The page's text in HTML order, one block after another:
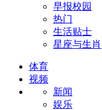
早报校园
热门
生活贴士
星座与生肖
体育
视频
新闻
娱乐